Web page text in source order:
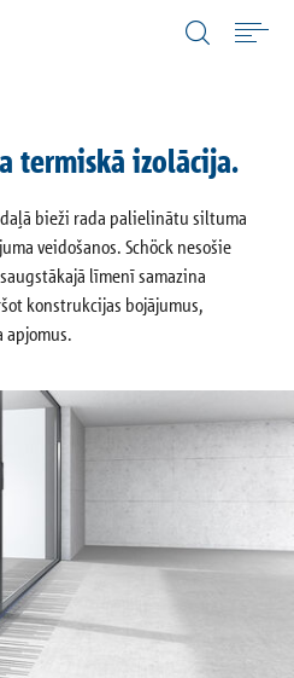
termiskā izolācija.
bieži rada palielinātu siltuma
veidošanos. Schöck nesošie
līmenī samazina
konstrukcijas bojājumus,
apjomus.